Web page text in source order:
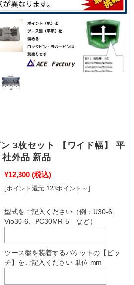
3枚セット 【ワイド幅】 平
外品 新品
¥12,300 (税込)
[ポイント還元 123ポイント～]
型式をご記入ください（例：U30-6、
Vio30-6、PC30MR-5 など）
ツース盤を装着するバケットの【ピッ
チ】をご記入ください 単位 mm